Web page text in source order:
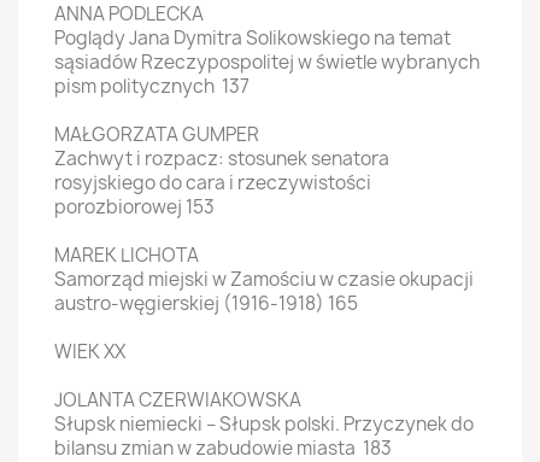
ANNA PODLECKA
Poglądy Jana Dymitra Solikowskiego na temat
sąsiadów Rzeczypospolitej w świetle wybranych
pism politycznych 137
MAŁGORZATA GUMPER
Zachwyt i rozpacz: stosunek senatora
rosyjskiego do cara i rzeczywistości
porozbiorowej 153
MAREK LICHOTA
Samorząd miejski w Zamościu w czasie okupacji
austro-węgierskiej (1916-1918) 165
WIEK XX
JOLANTA CZERWIAKOWSKA
Słupsk niemiecki – Słupsk polski. Przyczynek do
bilansu zmian w zabudowie miasta 183